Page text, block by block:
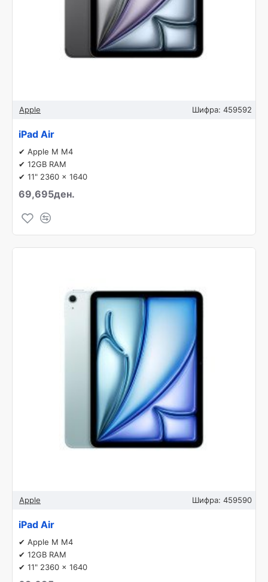
Apple Шифра: 459592
iPad Air
✔ Apple M M4
✔ 12GB RAM
✔ 11" 2360 x 1640
69,695ден.
Apple Шифра: 459590
iPad Air
✔ Apple M M4
✔ 12GB RAM
✔ 11" 2360 x 1640